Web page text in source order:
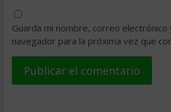
Guarda mi nombre, correo
navegador para la próxima vez que